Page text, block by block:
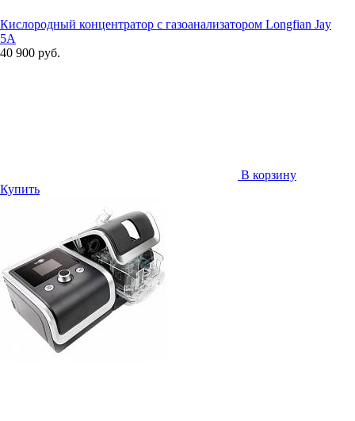
Кислородный концентратор с газоанализатором Longfian Jay
5A
40 900 руб.
В корзину
Купить